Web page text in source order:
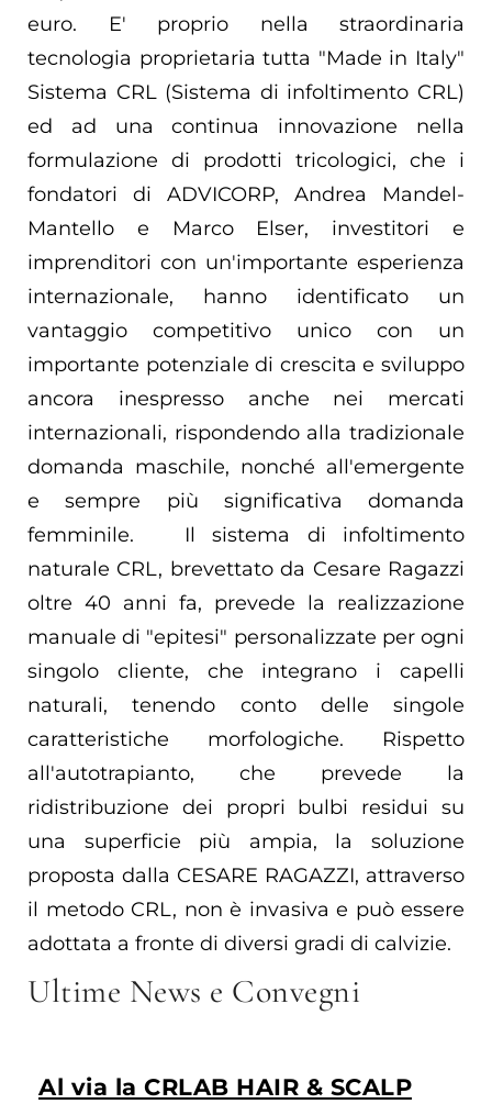
euro. E' proprio nella straordinaria
tecnologia proprietaria tutta "Made in Italy"
Sistema CRL (Sistema di infoltimento CRL)
ed ad una continua innovazione nella
formulazione di prodotti tricologici, che i
fondatori di ADVICORP, Andrea Mandel-
Mantello e Marco Elser, investitori e
imprenditori con un'importante esperienza
internazionale, hanno identificato un
vantaggio competitivo unico con un
importante potenziale di crescita e sviluppo
ancora inespresso anche nei mercati
internazionali, rispondendo alla tradizionale
domanda maschile, nonché all'emergente
e sempre più significativa domanda
femminile. Il sistema di infoltimento
naturale CRL, brevettato da Cesare Ragazzi
oltre 40 anni fa, prevede la realizzazione
manuale di "epitesi" personalizzate per ogni
singolo cliente, che integrano i capelli
naturali, tenendo conto delle singole
caratteristiche morfologiche. Rispetto
all'autotrapianto, che prevede la
ridistribuzione dei propri bulbi residui su
una superficie più ampia, la soluzione
proposta dalla CESARE RAGAZZI, attraverso
il metodo CRL, non è invasiva e può essere
adottata a fronte di diversi gradi di calvizie.
Ultime News e Convegni
Al via la CRLAB HAIR & SCALP